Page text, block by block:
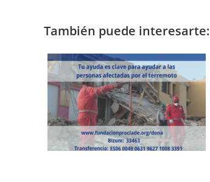
También puede interesarte: